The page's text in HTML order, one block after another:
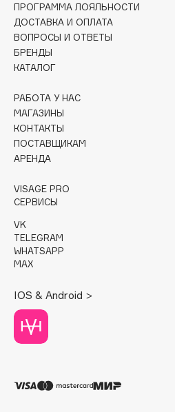
Collagenina
Consly
Corimo
CosRX
Crescina
Cunzite
Curaprox
D
d'Alba
DABO
DARLING*
Deonica
Dessange
Divage
ПРОГРАММА ЛОЯЛЬНОСТИ
ДОСТАВКА И ОПЛАТА
ВОПРОСЫ И ОТВЕТЫ
БРЕНДЫ
КАТАЛОГ
РАБОТА У НАС
МАГАЗИНЫ
КОНТАКТЫ
ПОСТАВЩИКАМ
АРЕНДА
VISAGE PRO
СЕРВИСЫ
VK
TELEGRAM
WHATSAPP
MAX
IOS & Android >